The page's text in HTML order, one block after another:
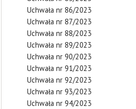
Uchwała nr 86/2023
Uchwała nr 87/2023
Uchwała nr 88/2023
Uchwała nr 89/2023
Uchwała nr 90/2023
Uchwała nr 91/2023
Uchwała nr 92/2023
Uchwała nr 93/2023
Uchwała nr 94/2023